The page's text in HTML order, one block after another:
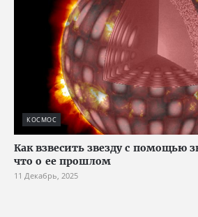
КОСМОС
Как взвесить звезду с помощью
что о ее прошлом
11 Декабрь, 2025